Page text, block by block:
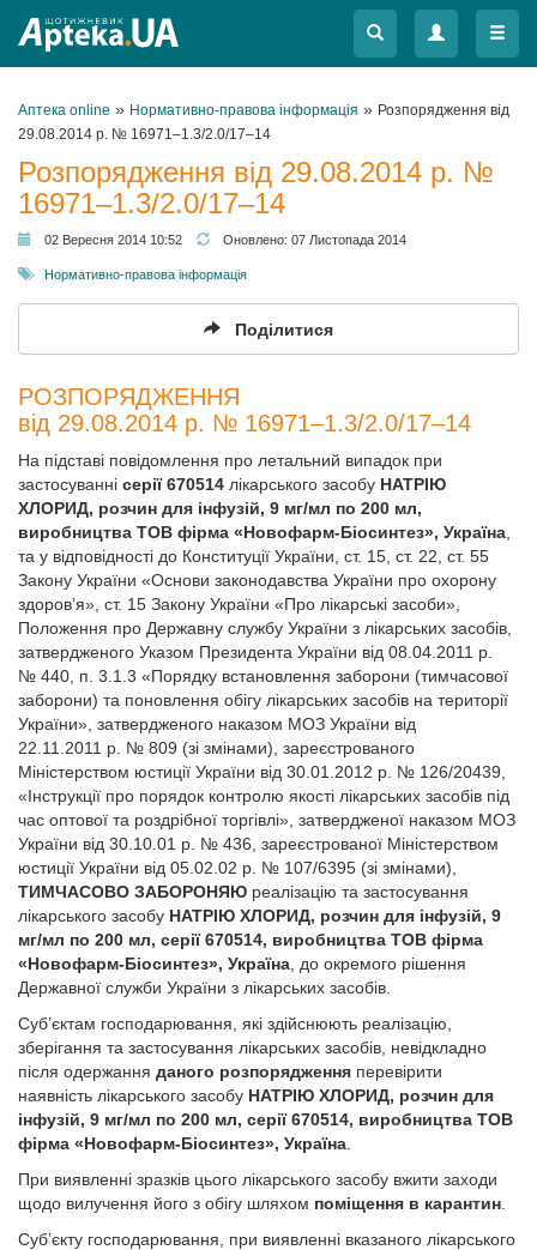
Меню
Меню
Аптека online » Нормативно-правова інформація » Розпорядження від
29.08.2014 р. № 16971–1.3/2.0/17–14
Розпорядження від 29.08.2014 р. №
16971–1.3/2.0/17–14
02 Вересня 2014 10:52 Оновлено: 07 Листопада 2014
Нормативно-правова інформація
Поділитися
РОЗПОРЯДЖЕННЯ
від 29.08.2014 р. № 16971–1.3/2.0/17–14
На підставі повідомлення про летальний випадок при
застосуванні серії 670514 лікарського засобу НАТРІЮ
ХЛОРИД, розчин для інфузій, 9 мг/мл по 200 мл,
виробництва ТОВ фірма «Новофарм-Біосинтез», Україна
та у відповідності до Конституції України, ст. 15, ст. 22, ст. 55
Закону України «Основи законодавства України про охорону
здоров’я», ст. 15 Закону України «Про лікарські засоби»,
Положення про Державну службу України з лікарських засобів,
затвердженого Указом Президента Украї­ни від 08.04.2011 р.
№ 440, п. 3.1.3 «Порядку встановлення заборони (тимчасової
заборони) та поновлення обігу лікарських засобів на території
України», затвердженого наказом МОЗ України від
22.11.2011 р. № 809 (зі змінами), зареєстрованого
Міністерством юстиції України від 30.01.2012 р. № 126/20439,
«Інструкції про порядок контролю якості лікарських засобів під
час оптової та роздрібної торгівлі», затвердженої наказом МОЗ
України від 30.10.01 р. № 436, зареєстрованої Міністерством
юстиції України від 05.02.02 р. № 107/6395 (зі змінами),
ТИМЧАСОВО ЗАБОРОНЯЮ реалізацію та застосування
лікарського засобу НАТРІЮ ХЛОРИД, розчин для інфузій, 9
мг/мл по 200 мл, серії 670514, виробництва ТОВ фірма
«Новофарм-Біосинтез», Україна , до окремого рішення
Державної служби України з лікарських засобів.
Суб’єктам господарювання, які здійснюють реалізацію,
зберігання та застосування лікарських засобів, невідкладно
після одержання даного розпорядження перевірити
наявність лікарського засобу НАТРІЮ ХЛОРИД, розчин для
інфузій, 9 мг/мл по 200 мл, серії 670514, виробництва ТОВ
фірма «Новофарм-Біосинтез», Україна
При виявленні зразків цього лікарського засобу вжити заходи
щодо вилучення його з обігу шляхом поміщення в карантин
Суб’єкту господарювання, при виявленні вказаного лікарського